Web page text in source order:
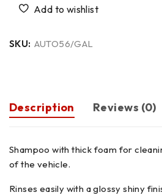
SKU: AUTO56/GAL
Description Reviews (0)
Shampoo with thick foam for
of the vehicle.
Rinses easily with a glossy shiny